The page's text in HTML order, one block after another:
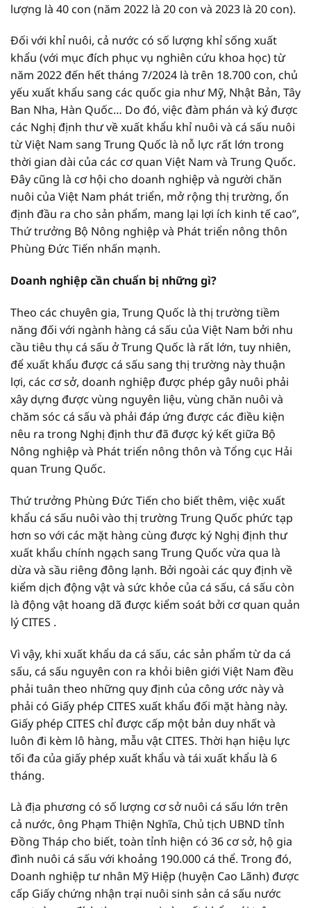
lượng là 40 con (năm 2022 là 20 con và 2023 là 20 con).
Đối với khỉ nuôi, cả nước có số lượng khỉ sống xuất
khẩu (với mục đích phục vụ nghiên cứu khoa học) từ
năm 2022 đến hết tháng 7/2024 là trên 18.700 con, chủ
yếu xuất khẩu sang các quốc gia như Mỹ, Nhật Bản, Tây
Ban Nha, Hàn Quốc… Do đó, việc đàm phán và ký được
các Nghị định thư về xuất khẩu khỉ nuôi và cá sấu nuôi
từ Việt Nam sang Trung Quốc là nỗ lực rất lớn trong
thời gian dài của các cơ quan Việt Nam và Trung Quốc.
Đây cũng là cơ hội cho doanh nghiệp và người chăn
nuôi của Việt Nam phát triển, mở rộng thị trường, ổn
định đầu ra cho sản phẩm, mang lại lợi ích kinh tế cao”,
Thứ trưởng Bộ Nông nghiệp và Phát triển nông thôn
Phùng Đức Tiến nhấn mạnh.
Doanh nghiệp cần chuẩn bị những gì?
Theo các chuyên gia, Trung Quốc là thị trường tiềm
năng đối với ngành hàng cá sấu của Việt Nam bởi nhu
cầu tiêu thụ cá sấu ở Trung Quốc là rất lớn, tuy nhiên,
để xuất khẩu được cá sấu sang thị trường này thuận
lợi, các cơ sở, doanh nghiệp được phép gây nuôi phải
xây dựng được vùng nguyên liệu, vùng chăn nuôi và
chăm sóc cá sấu và phải đáp ứng được các điều kiện
nêu ra trong Nghị định thư đã được ký kết giữa Bộ
Nông nghiệp và Phát triển nông thôn và Tổng cục Hải
quan Trung Quốc.
Thứ trưởng Phùng Đức Tiến cho biết thêm, việc xuất
khẩu cá sấu nuôi vào thị trường Trung Quốc phức tạp
hơn so với các mặt hàng cùng được ký Nghị định thư
xuất khẩu chính ngạch sang Trung Quốc vừa qua là
dừa và sầu riêng đông lạnh. Bởi ngoài các quy định về
kiểm dịch động vật và sức khỏe của cá sấu, cá sấu còn
là động vật hoang dã được kiểm soát bởi cơ quan quản
lý CITES .
Vì vậy, khi xuất khẩu da cá sấu, các sản phẩm từ da cá
sấu, cá sấu nguyên con ra khỏi biên giới Việt Nam đều
phải tuân theo những quy định của công ước này và
phải có Giấy phép CITES xuất khẩu đối mặt hàng này.
Giấy phép CITES chỉ được cấp một bản duy nhất và
luôn đi kèm lô hàng, mẫu vật CITES. Thời hạn hiệu lực
tối đa của giấy phép xuất khẩu và tái xuất khẩu là 6
tháng.
Là địa phương có số lượng cơ sở nuôi cá sấu lớn trên
cả nước, ông Phạm Thiện Nghĩa, Chủ tịch UBND tỉnh
Đồng Tháp cho biết, toàn tỉnh hiện có 36 cơ sở, hộ gia
đình nuôi cá sấu với khoảng 190.000 cá thể. Trong đó,
Doanh nghiệp tư nhân Mỹ Hiệp (huyện Cao Lãnh) được
cấp Giấy chứng nhận trại nuôi sinh sản cá sấu nước